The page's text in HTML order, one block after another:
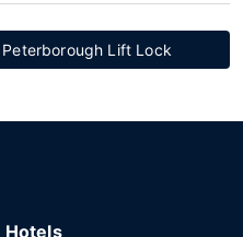
Lift Lock
Hotels